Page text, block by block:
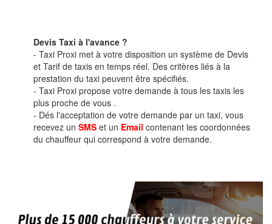
Devis Taxi à l'avance ?
- Taxi Proxi met à votre disposition un système de Devis
et Tarif de taxis en temps réel. Des critères liés à la
prestation du taxi peuvent être spécifiés.
- Taxi Proxi propose votre demande à tous les taxis les
plus proche de vous .
- Dés l'acceptation de votre demande par un taxi, vous
recevez un SMS et un Email contenant les coordonnées
du chauffeur qui correspond à votre demande.